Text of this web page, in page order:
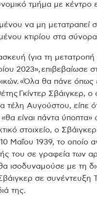
τμήμα με κέντρο
να μη μετατραπεί
κτιρίου στα
(για τη μετατροπή
2023», επιβεβαίωσε
«Όλα θα πάνε όπως
Γκίντερ Σβάιγκερ, ο
τέλη Αυγούστου, είπε
«θα είναι πάντα
στοιχείο, ο
10 Μαΐου 1939, το οποίο
του σε γραφεία των
ισοδυναμούσε με τη
σε συνέντευξη
της.